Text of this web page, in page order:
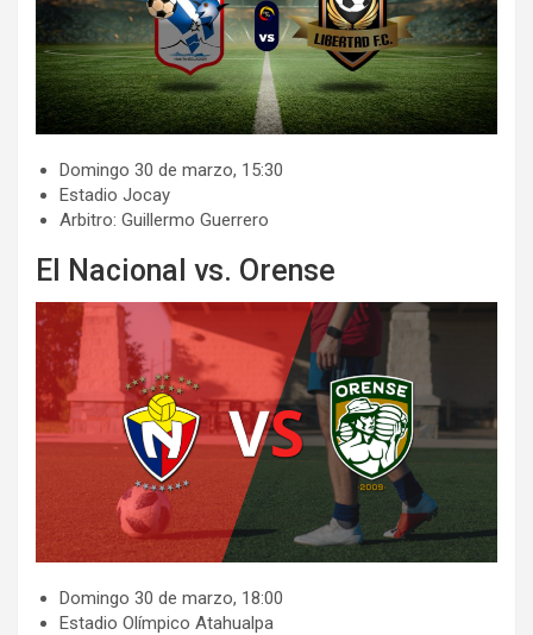
​​Domingo 30 de marzo, 15:30
​​Estadio Jocay
​​​Arbitro: Guillermo Guerrero
El Nacional vs. Orense
​​Domingo 30 de marzo, 18:00
​Estadio Olímpico Atahualpa